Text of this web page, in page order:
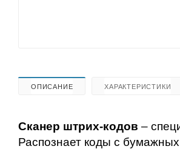
ОПИСАНИЕ ХАРАКТЕРИСТИКИ
Сканер штрих-кодов –
Распознает коды с